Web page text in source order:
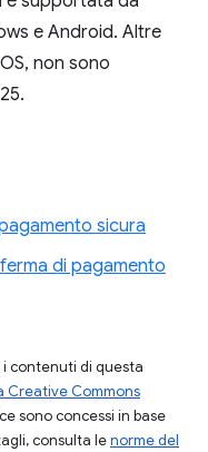
e Android. Altre
non sono
sicura
di pagamento
contenuti di questa
Creative Commons
sono concessi in base
consulta lenorme del